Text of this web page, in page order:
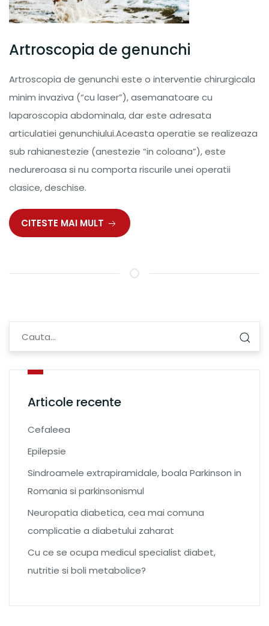
Artroscopia de genunchi
Artroscopia de genunchi este o interventie chirurgicala
minim invaziva (“cu laser”), asemanatoare cu
laparoscopia abdominala, dar este adresata
articulatiei genunchiului.Aceasta operatie se realizeaza
sub rahianestezie (anestezie “in coloana”), este
nedureroasa si nu comporta riscurile unei operatii
clasice, deschise.
CITESTE MAI MULT
Articole recente
Cefaleea
Epilepsie
Sindroamele extrapiramidale, boala Parkinson in
Romania si parkinsonismul
Neuropatia diabetica, cea mai comuna
complicatie a diabetului zaharat
Cu ce se ocupa medicul specialist diabet,
nutritie si boli metabolice?